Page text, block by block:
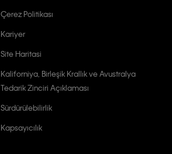
Çerez Politikası
Kariyer
Site Haritasi
Kaliforniya, Birleşik Krallık ve Avustralya
Tedarik Zinciri Açıklaması
Sürdürülebilirlik
Kapsayıcılık